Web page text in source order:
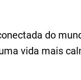
do
vida mais